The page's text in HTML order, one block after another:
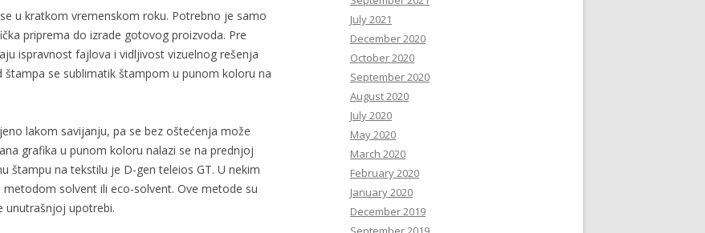
u kratkom vremenskom roku. Potrebno je samo
priprema do izrade gotovog proizvoda. Pre
ispravnost fajlova i vidljivost vizuelnog rešenja
se sublimatik štampom u punom koloru na
lakom savijanju, pa se bez oštećenja može
grafika u punom koloru nalazi se na prednjoj
štampu na tekstilu je D-gen teleios GT. U nekim
solvent ili eco-solvent. Ove metode su
unutrašnjoj upotrebi.
July 2021
December 2020
October 2020
September 2020
August 2020
July 2020
May 2020
March 2020
February 2020
January 2020
December 2019